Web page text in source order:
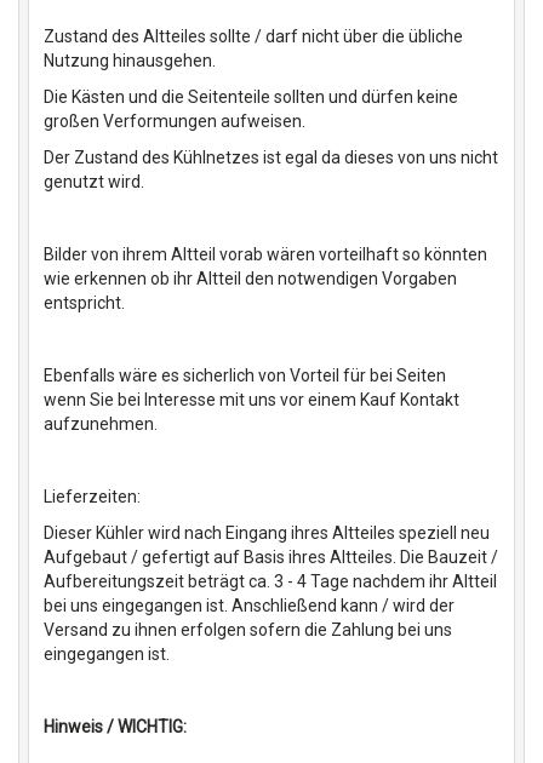
Zustand des Altteiles sollte / darf nicht über die übliche
Nutzung hinausgehen.
Die Kästen und die Seitenteile sollten und dürfen keine
großen Verformungen aufweisen.
Der Zustand des Kühlnetzes ist egal da dieses von uns nicht
genutzt wird.
Bilder von ihrem Altteil vorab wären vorteilhaft so könnten
wie erkennen ob ihr Altteil den notwendigen Vorgaben
entspricht.
Ebenfalls wäre es sicherlich von Vorteil für bei Seiten
wenn Sie bei Interesse mit uns vor einem Kauf Kontakt
aufzunehmen.
Lieferzeiten:
Dieser Kühler wird nach Eingang ihres Altteiles speziell neu
Aufgebaut / gefertigt auf Basis ihres Altteiles. Die Bauzeit /
Aufbereitungszeit beträgt ca. 3 - 4 Tage nachdem ihr Altteil
bei uns eingegangen ist. Anschließend kann / wird der
Versand zu ihnen erfolgen sofern die Zahlung bei uns
eingegangen ist.
Hinweis / WICHTIG: